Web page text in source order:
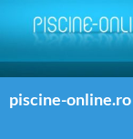
piscine-online.ro